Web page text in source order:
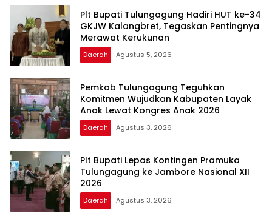
Plt Bupati Tulungagung Hadiri HUT ke-34
GKJW Kalangbret, Tegaskan Pentingnya
Merawat Kerukunan
Daerah Agustus 5, 2026
Pemkab Tulungagung Teguhkan
Komitmen Wujudkan Kabupaten Layak
Anak Lewat Kongres Anak 2026
Daerah Agustus 3, 2026
Plt Bupati Lepas Kontingen Pramuka
Tulungagung ke Jambore Nasional XII
2026
Daerah Agustus 3, 2026